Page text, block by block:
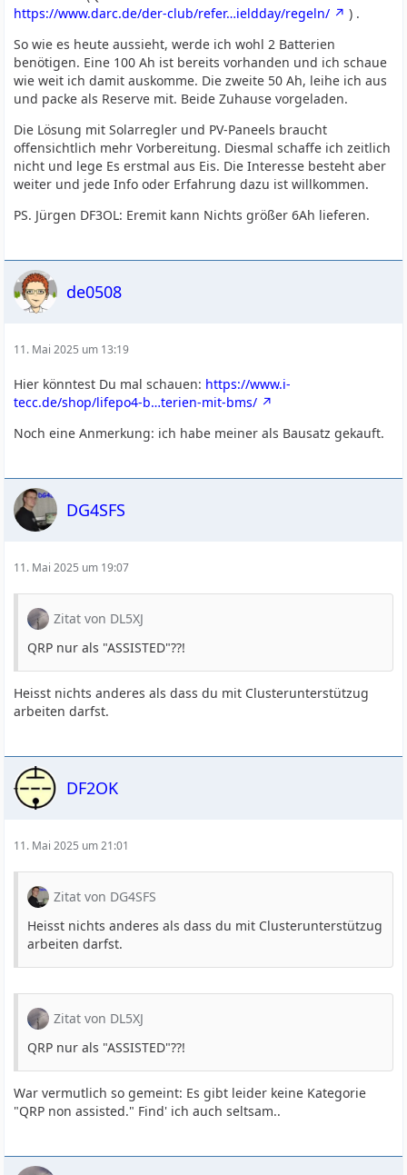
https://www.darc.de/der-club/refer…ieldday/regeln/
) .
So wie es heute aussieht, werde ich wohl 2 Batterien
benötigen. Eine 100 Ah ist bereits vorhanden und ich schaue
wie weit ich damit auskomme. Die zweite 50 Ah, leihe ich aus
und packe als Reserve mit. Beide Zuhause vorgeladen.
Die Lösung mit Solarregler und PV-Paneels braucht
offensichtlich mehr Vorbereitung. Diesmal schaffe ich zeitlich
nicht und lege Es erstmal aus Eis. Die Interesse besteht aber
weiter und jede Info oder Erfahrung dazu ist willkommen.
PS. Jürgen DF3OL: Eremit kann Nichts größer 6Ah lieferen.
de0508
11. Mai 2025 um 13:19
Hier könntest Du mal schauen: https://www.i-
tecc.de/shop/lifepo4-b…terien-mit-bms/
Noch eine Anmerkung: ich habe meiner als Bausatz gekauft.
DG4SFS
11. Mai 2025 um 19:07
Zitat von DL5XJ
QRP nur als "ASSISTED"??!
Heisst nichts anderes als dass du mit Clusterunterstützug
arbeiten darfst.
DF2OK
11. Mai 2025 um 21:01
Zitat von DG4SFS
Heisst nichts anderes als dass du mit Clusterunterstützug
arbeiten darfst.
Zitat von DL5XJ
QRP nur als "ASSISTED"??!
War vermutlich so gemeint: Es gibt leider keine Kategorie
"QRP non assisted." Find' ich auch seltsam..